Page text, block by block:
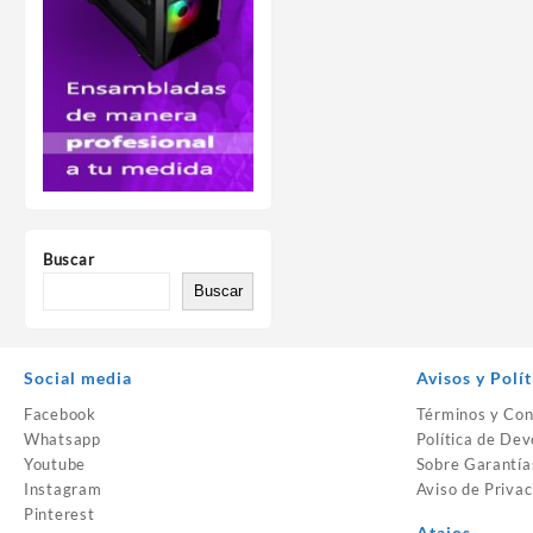
Buscar
Buscar
Social media
Facebook
Whatsapp
Youtube
Instagram
Pinterest
Avisos y
Términos y
Política de
Sobre
Aviso de